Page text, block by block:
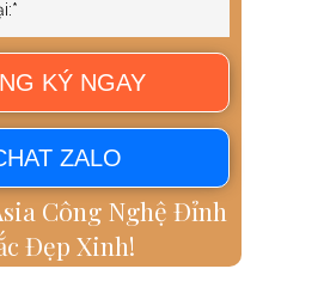
Công Nghệ Đỉnh
Đẹp Xinh!
KÝ NGAY
ZALO